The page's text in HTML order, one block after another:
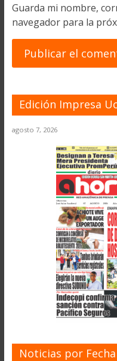
Guarda mi nombre,
navegador para la
Edición Impresa
agosto 7, 2026
Noticias por Fecha